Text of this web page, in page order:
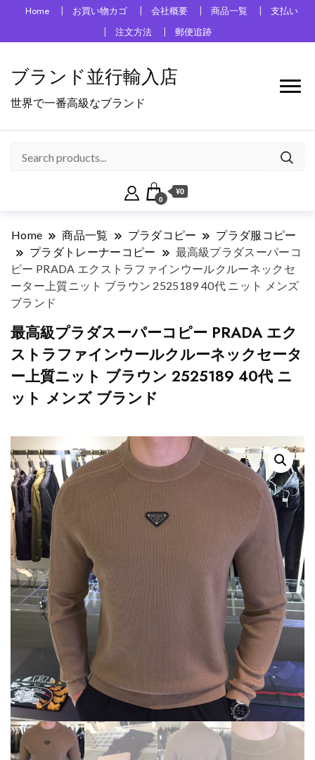
Home お買い物カゴ 会社概要 商品一覧
支払い
注文方法
郵便追跡
ブランド並行輸入店
世界で一番高級なブランド
0
¥0
Home 商品一覧 プラダコピー
プラダ服コピー
プラダトレーナーコピー
最高級プラダスーパーコ
ピー PRADA エクストラファインウールクルーネックセ
ーター上質ニット ブラウン 2525189 40代 ニット メンズ
ブランド
最高級プラダスーパーコピー PRADA エク
ストラファインウールクルーネックセータ
ー上質ニット ブラウン 2525189 40代 ニ
ット メンズ ブランド